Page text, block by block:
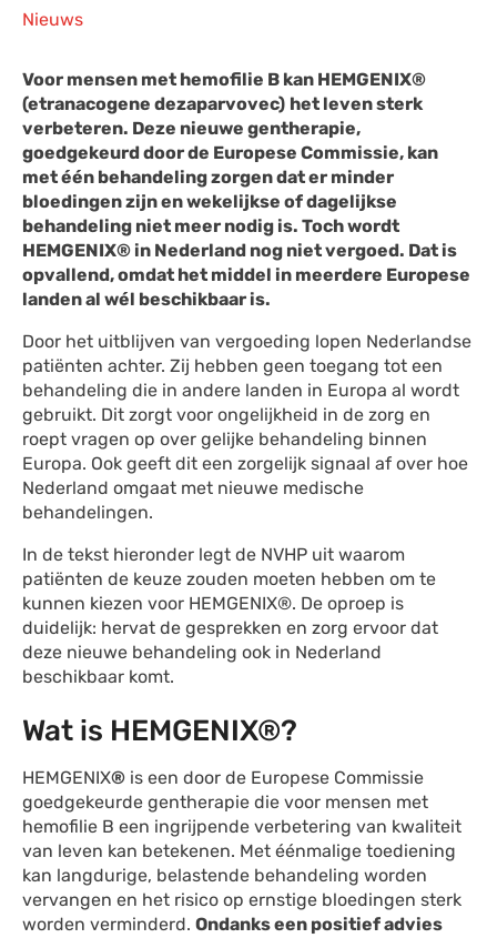
Nieuws
Voor mensen met hemofilie B kan HEMGENIX®
(etranacogene dezaparvovec) het leven sterk
verbeteren. Deze nieuwe gentherapie,
goedgekeurd door de Europese Commissie, kan
met één behandeling zorgen dat er minder
bloedingen zijn en wekelijkse of dagelijkse
behandeling niet meer nodig is. Toch wordt
HEMGENIX® in Nederland nog niet vergoed. Dat is
opvallend, omdat het middel in meerdere Europese
landen al wél beschikbaar is.
Door het uitblijven van vergoeding lopen Nederlandse
patiënten achter. Zij hebben geen toegang tot een
behandeling die in andere landen in Europa al wordt
gebruikt. Dit zorgt voor ongelijkheid in de zorg en
roept vragen op over gelijke behandeling binnen
Europa. Ook geeft dit een zorgelijk signaal af over hoe
Nederland omgaat met nieuwe medische
behandelingen.
In de tekst hieronder legt de NVHP uit waarom
patiënten de keuze zouden moeten hebben om te
kunnen kiezen voor HEMGENIX®. De oproep is
duidelijk: hervat de gesprekken en zorg ervoor dat
deze nieuwe behandeling ook in Nederland
beschikbaar komt.
Wat is HEMGENIX®?
HEMGENIX® is een door de Europese Commissie
goedgekeurde gentherapie die voor mensen met
hemofilie B een ingrijpende verbetering van kwaliteit
van leven kan betekenen. Met éénmalige toediening
kan langdurige, belastende behandeling worden
vervangen en het risico op ernstige bloedingen sterk
worden verminderd. Ondanks een positief advies